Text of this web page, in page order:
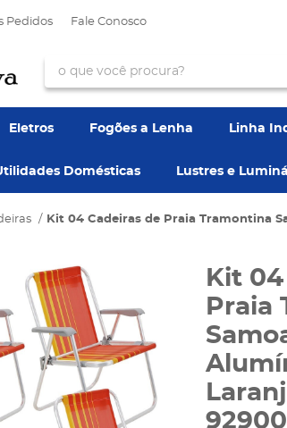
Pedidos Fale Conosco
Eletros Fogões a Lenha Linha
Domésticas Lustres e
Kit 04 Cadeiras de Praia Tramontina
Kit
Praia